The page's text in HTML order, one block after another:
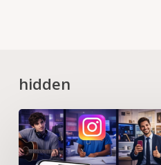
hidden